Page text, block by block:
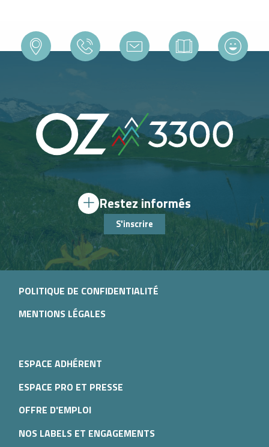
Restez informés
S'inscrire
POLITIQUE DE CONFIDENTIALITÉ
MENTIONS LÉGALES
ESPACE ADHÉRENT
ESPACE PRO ET PRESSE
OFFRE D'EMPLOI
NOS LABELS ET ENGAGEMENTS